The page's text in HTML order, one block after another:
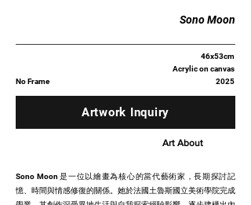
Sono Moon
46x53cm
Acrylic on canvas
2025
No Frame
Artwork Inquiry
Art About
Sono Moon 是一位以繪畫為核心的當代藝術家，長期探討記
憶、時間與情感修復的關係。她於法國土魯斯國立美術學院完成